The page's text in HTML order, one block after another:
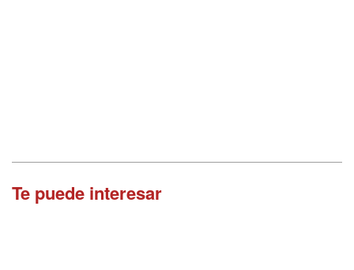
Te puede interesar